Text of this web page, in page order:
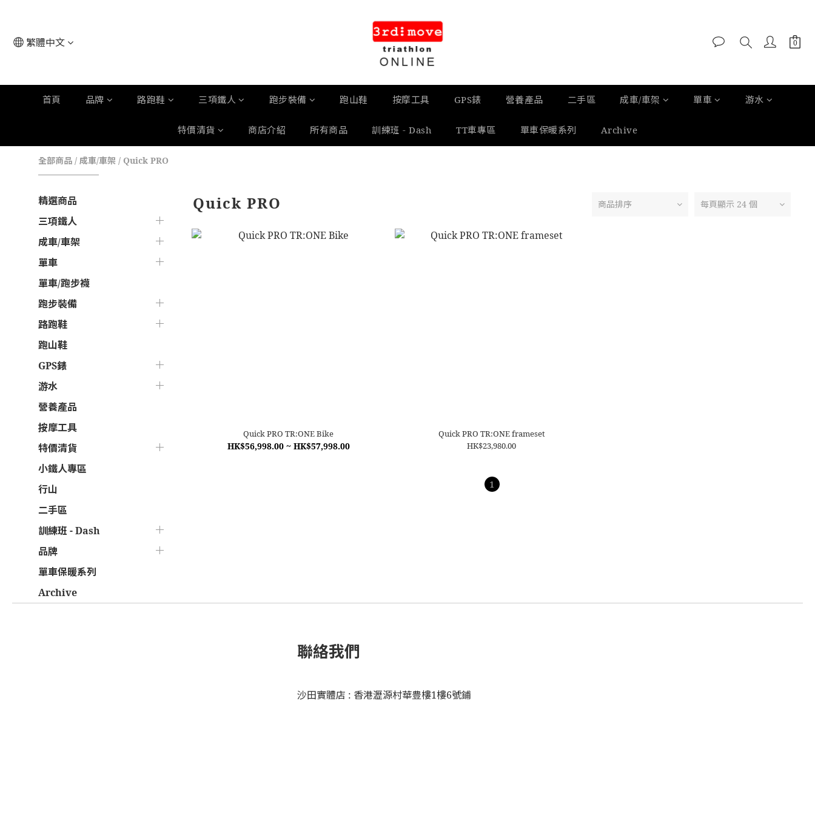
繁體中文
首頁 品牌 路跑鞋 三項鐵人 跑步裝備 跑山鞋 按摩工具 GPS錶 營養產品 二手區 成車/車架 單車 游水
特價清貨 商店介紹 所有商品 訓練班 - Dash TT車專區 單車保暖系列 Archive
全部商品 / 成車/車架 / Quick PRO
精選商品
三項鐵人
成車/車架
單車
單車/跑步襪
跑步裝備
路跑鞋
跑山鞋
GPS錶
游水
營養產品
按摩工具
特價清貨
小鐵人專區
行山
二手區
訓練班 - Dash
品牌
單車保暖系列
Archive
Quick PRO 商品排序 每頁顯示 24 個
Quick PRO TR:ONE Bike
HK$56,998.00 ~ HK$57,998.00
Quick PRO TR:ONE frameset
HK$23,980.00
1
聯絡我們
沙田實體店 : 香港瀝源村華豊樓1樓6號鋪